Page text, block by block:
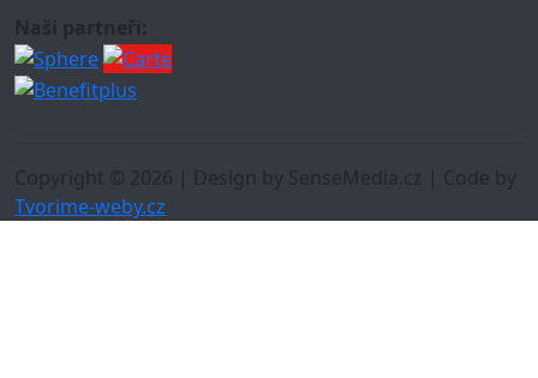
Naši partneři:
Copyright © 2026 | Design by SenseMedia.cz | Code by
Tvorime-weby.cz